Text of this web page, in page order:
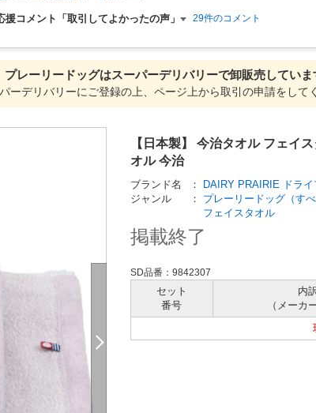
援コメント「取引してよかったの声」 29件のコメント
プレーリードッグはスーパーデリバリーで卸販売していま
ーデリバリーにご登録の上、ページ上から取引の申請をして
【日本製】 今治タオル フェイ
オル 今治
ブランド名 ：
DAIRY PRAIRIE ドライ
ジャンル
： プレーリードッグ（すべ
フェイスタオル
掲載終了
SD品番：9842307
セット
番号
内
（メーカ